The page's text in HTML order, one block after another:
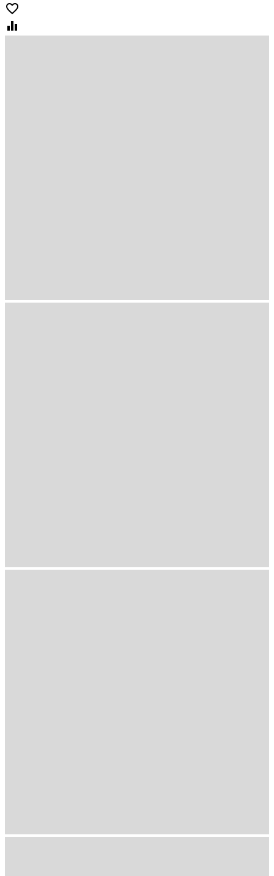
favorite_border
equalizer